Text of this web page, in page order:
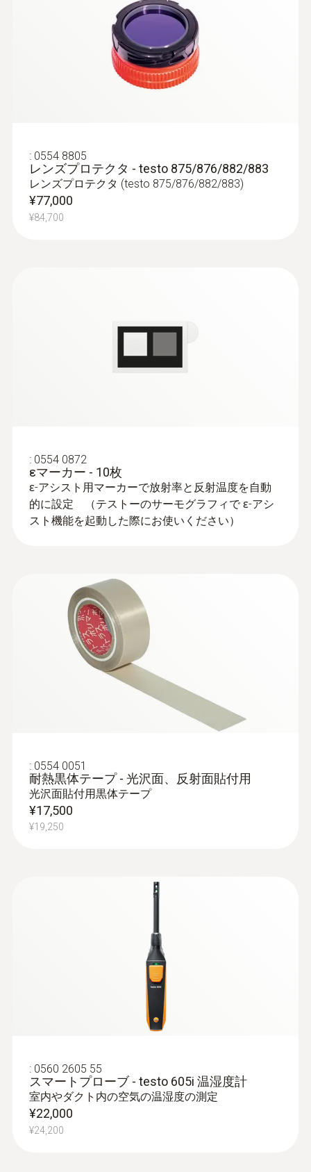
電気測定モード-マニュアル入力
電流、電圧または電力の手動入力
○
湿度計との接続による湿度測定
スケールアシスト
定
クランプメーターtesto 770-3(別売)の測定値
をBluetooth®接続で自動転送
サーモグラフィ 装置
ボイスレコーディング
または無線LAN接続時に専用アプリで可能;
USB接続時
標準レンズ
○
フルスクリーンモード
○
: 0554 8805
レンズプロテクタ - testo 875/876/882/883
レンズプロテクタ (testo 875/876/882/883)
¥77,000
¥84,700
: 0554 0872
εマーカー - 10枚
ɛ-アシスト用マーカーで放射率と反射温度を自動
的に設定 （テストーのサーモグラフィで ɛ-アシ
スト機能を起動した際にお使いください）
: 0554 0051
耐熱黒体テープ - 光沢面、反射面貼付用
光沢面貼付用黒体テープ
¥17,500
¥19,250
: 0560 2605 55
スマートプローブ - testo 605i 温湿度計
室内やダクト内の空気の温湿度の測定
¥22,000
¥24,200